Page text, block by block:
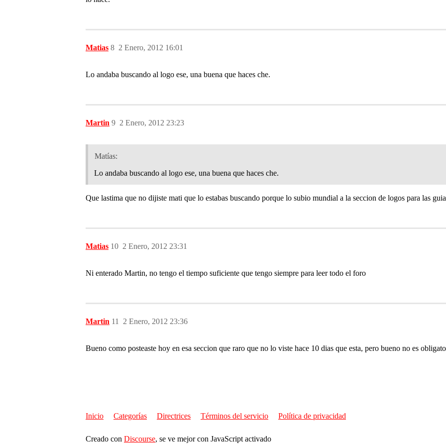
Matias 2 Enero, 2012 16:01
8
Lo andaba buscando al logo ese, una buena que haces che.
Martin 2 Enero, 2012 23:23
9
Matías:
Lo andaba buscando al logo ese, una buena que haces che.
Que lastima que no dijiste mati que lo estabas buscando porque lo subio mundial a la seccion de logos para las
Matias 2 Enero, 2012 23:31
10
Ni enterado Martin, no tengo el tiempo suficiente que tengo siempre para leer todo el foro
Martin 2 Enero, 2012 23:36
11
Bueno como posteaste hoy en esa seccion que raro que no lo viste hace 10 dias que esta, pero bueno no es
Inicio Categorías Directrices Términos del servicio Política de privacidad
Creado con Discourse, se ve mejor con JavaScript activado